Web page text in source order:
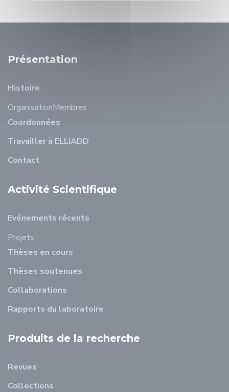
Présentation
Histoire
OrganisationMembres
Coordonnées
Travailler à ELLIADD
Contact
Activité Scientifique
Evénements récents
Projets
Thèses en cours
Thèses soutenues
Collaborations
Rapports du laboratoire
Produits de la recherche
Revues
Collections